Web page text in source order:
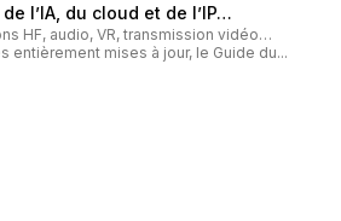
l’IA, du cloud et de l’IP…
HF, audio, VR, transmission vidéo…
entièrement mises à jour, le Guide du...